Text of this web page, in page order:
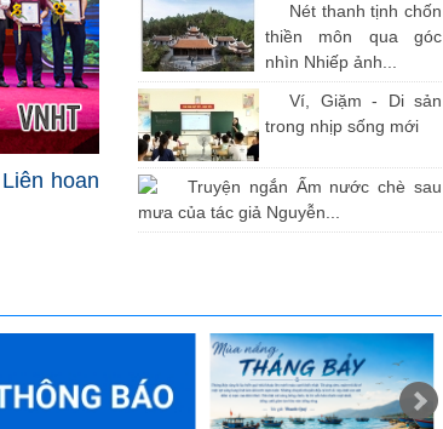
hoan
Nét thanh tịnh chốn
thiền môn qua góc
nhìn Nhiếp ảnh...
Ví, Giặm - Di sản
trong nhịp sống mới
Truyện ngắn Ấm nước chè sau
mưa của tác giả Nguyễn...